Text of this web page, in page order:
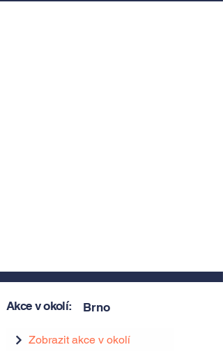
Akce v okolí: Brno
Zobrazit akce v okolí